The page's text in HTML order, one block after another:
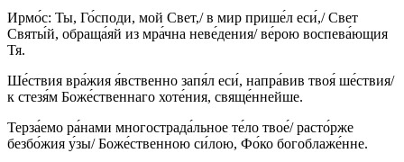
Ирмо́с: Ты, Го́споди, мой Свет,/ в мир прише́л еси́,/ Свет
Святы́й, обраща́яй из мра́чна неве́дения/ ве́рою воспева́ющия
Тя.
Ше́ствия вра́жия я́вственно запя́л еси́, напра́вив твоя́ ше́ствия/
к стезя́м Боже́ственнаго хоте́ния, свяще́ннейше.
Терза́емо ра́нами многострада́льное те́ло твое́/ расто́рже
безбо́жия у́зы/ Боже́ственною си́лою, Фо́ко богоблаже́нне.